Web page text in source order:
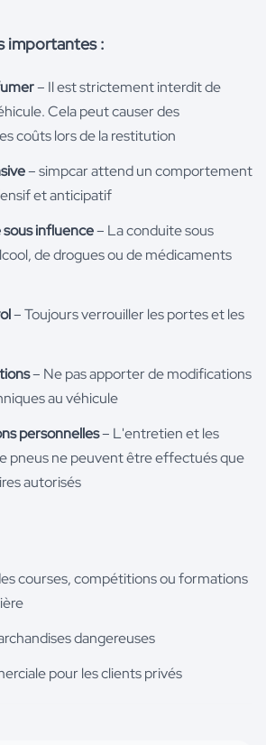
importantes :
– Il est strictement interdit de
Cela peut causer des
coûts lors de la restitution
– simpcar attend un comportement
et anticipatif
influence– La conduite sous
de drogues ou de médicaments
– Toujours verrouiller les portes et les
– Ne pas apporter de modifications
au véhicule
personnelles– L'entretien et les
pneus ne peuvent être effectués que
autorisés
courses, compétitions ou formations
dangereuses
pour les clients privés